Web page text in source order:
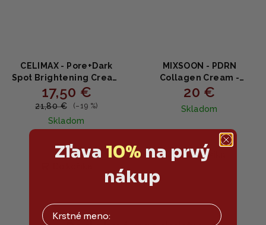
CELIMAX - Pore+Dark
Spot Brightening Cream
- Rozjasňujúci krém na
nerovnomerný tón pleti
a póry 35ml
17,50 €
21,80 € (–19 %)
Skladom
hodnotenie
MIXSOON - PDRN
Collagen Cream -
Regeneračný
(Sodium DNA),
peptidom medi 50ml
20 €
Skladom
Do košíka
Zľava 10% na prvý
nákup